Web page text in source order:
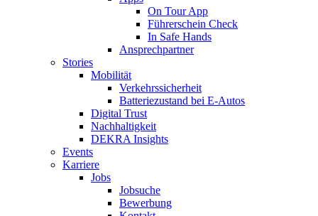
On Tour App
Führerschein Check
In Safe Hands
Ansprechpartner
Stories
Mobilität
Verkehrssicherheit
Batteriezustand bei E-Autos
Digital Trust
Nachhaltigkeit
DEKRA Insights
Events
Karriere
Jobs
Jobsuche
Bewerbung